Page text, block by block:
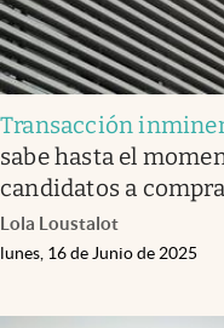
Transacción
sabe hasta el
candidatos a
Lola Loustalot
lunes, 16 de Junio de 2025